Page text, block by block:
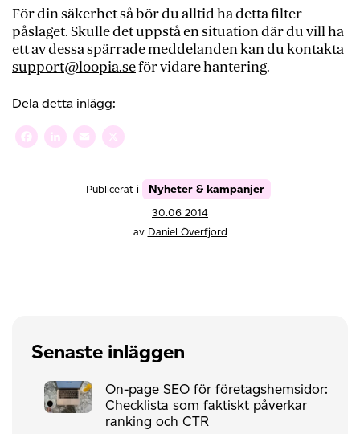
För din säkerhet så bör du alltid ha detta filter
påslaget. Skulle det uppstå en situation där du vill ha
ett av dessa spärrade meddelanden kan du kontakta
support@loopia.seför vidare hantering.
Dela detta inlägg:
Facebook
LinkedIn
Email
Publicerat i Nyheter & kampanjer
30.06 2014
av Daniel Överfjord
Senaste inläggen
On-page SEO för företagshemsidor:
Checklista som faktiskt påverkar
ranking och CTR